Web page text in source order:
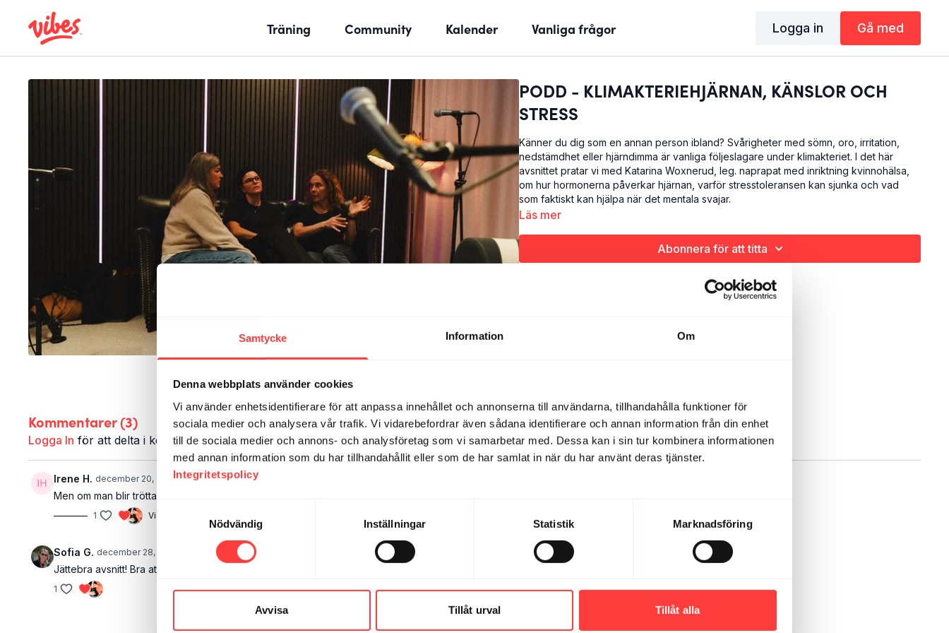
Samtycke Information Om
Denna webbplats använder cookies
Vi använder enhetsidentifierare för att anpassa innehållet och annonserna till användarna, tillhandahålla funktioner för
sociala medier och analysera vår trafik. Vi vidarebefordrar även sådana identifierare och annan information från din enhet
till de sociala medier och annons- och analysföretag som vi samarbetar med. Dessa kan i sin tur kombinera informationen
med annan information som du har tillhandahållit eller som de har samlat in när du har använt deras tjänster.
Integritetspolicy
Nödvändig
Inställningar Statistik Marknadsföring
Avvisa Tillåt urval Tillåt alla
Träning Community Kalender Vanliga frågor Logga in Gå med
PODD - KLIMAKTERIEHJÄRNAN, KÄNSLOR OCH
STRESS
Känner du dig som en annan person ibland? Svårigheter med sömn, oro, irritation,
nedstämdhet eller hjärndimma är vanliga följeslagare under klimakteriet. I det här
avsnittet pratar vi med Katarina Woxnerud, leg. naprapat med inriktning kvinnohälsa,
om hur hormonerna påverkar hjärnan, varför stresstoleransen kan sjunka och vad
som faktiskt kan hjälpa när det mentala svajar.
Läs mer
Abonnera för att titta
Kommentarer (3)
Logga In för att delta i konversationen
Irene H. december 20, 2025
Men om man blir tröttare av kaffe?
1 Visa svar (1)
Sofia G. december 28, 2025
Jättebra avsnitt! Bra att bli påmind om att det är okej att avvika från rutten ex välja ett lugnare träningspass än vad jag ursprungligen tänkt.
1